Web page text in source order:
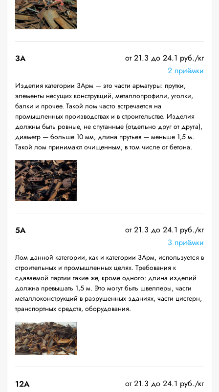
3А
от 21.3 до 24.1 руб./кг
2 приёмки
Изделия категории 3Арм — это части арматуры: прутки,
элементы несущих конструкций, металлопрофили, уголки,
балки и прочее. Такой лом часто встречается на
промышленных производствах и в строительстве. Изделия
должны быть ровные, не спутанные (отдельно друг от друга),
диаметр — больше 10 мм, длина прутьев — меньше 1,5 м.
Такой лом принимают очищенным, в том числе от бетона.
5А
от 21.3 до 24.1 руб./кг
3 приёмки
Лом данной категории, как и категории 3Арм, используется в
строительных и промышленных целях. Требования к
сдаваемой партии такие же, кроме одного: длина изделий
должна превышать 1,5 м. Это могут быть швеллеры, части
металлоконструкций в разрушенных зданиях, части цистерн,
транспортных средств, оборудования.
12A
от 21.3 до 24.1 руб./кг